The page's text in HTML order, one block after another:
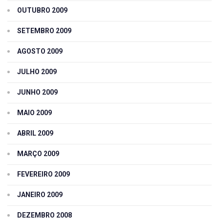
OUTUBRO 2009
SETEMBRO 2009
AGOSTO 2009
JULHO 2009
JUNHO 2009
MAIO 2009
ABRIL 2009
MARÇO 2009
FEVEREIRO 2009
JANEIRO 2009
DEZEMBRO 2008